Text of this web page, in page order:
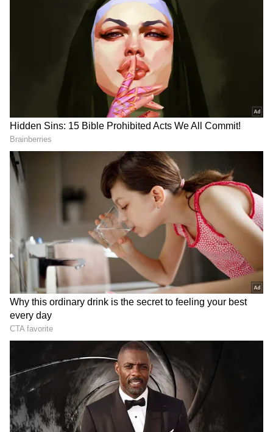
அர்ஜுனும் வருவதாக தகவல் கிடைத்ததை
அடுத்து, அங்கு ஏராளமான ரசிகர்கள்
அவரைக் காண குவிந்தனர்.
ஏசியாநெட் தமிழ்-ஐ உங்கள் முதன்மைத்
தேர்வாக்குங்கள்
2
4